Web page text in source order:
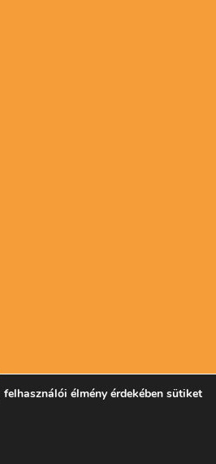
nyilatkozat
élmény érdekében sütiket